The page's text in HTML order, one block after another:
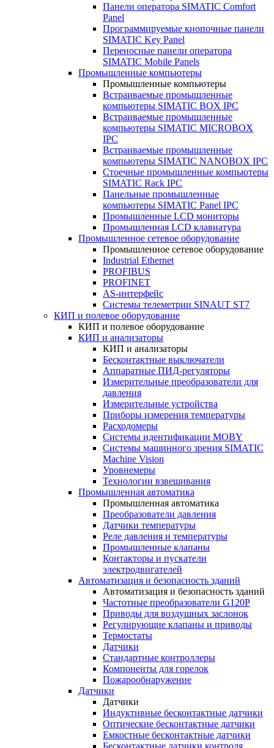
Панели оператора SIMATIC Comfort
Panel
Программируемые кнопочные панели
SIMATIC Key Panel
Переносные панели оператора
SIMATIC Mobile Panels
Промышленные компьютеры
Промышленные компьютеры
Встраиваемые промышленные
компьютеры SIMATIC BOX IPC
Встраиваемые промышленные
компьютеры SIMATIC MICROBOX
IPC
Встраиваемые промышленные
компьютеры SIMATIC NANOBOX IPC
Стоечные промышленные компьютеры
SIMATIC Rack IPC
Панельные промышленные
компьютеры SIMATIC Panel IPC
Промышленные LCD мониторы
Промышленная LCD клавиатура
Промышленное сетевое оборудование
Промышленное сетевое оборудование
Industrial Ethernet
PROFIBUS
PROFINET
AS-интерфейс
Системы телеметрии SINAUT ST7
КИП и полевое оборудование
КИП и полевое оборудование
КИП и анализаторы
КИП и анализаторы
Бесконтактные выключатели
Аппаратные ПИД-регуляторы
Измерительные преобразователи для
давления
Измерительные устройства
Приборы измерения температуры
Расходомеры
Системы идентификации MOBY
Системы машинного зрения SIMATIC
Machine Vision
Уровнемеры
Технологии взвешивания
Промышленная автоматика
Промышленная автоматика
Преобразователи давления
Датчики температуры
Реле давления и температуры
Промышленные клапаны
Контакторы и пускатели
электродвигателей
Автоматизация и безопасность зданий
Автоматизация и безопасность зданий
Частотные преобразователи G120P
Приводы для воздушных заслонок
Регулирующие клапаны и приводы
Термостаты
Датчики
Стандартные контроллеры
Компоненты для горелок
Пожарообнаружение
Датчики
Датчики
Индуктивные бесконтактные датчики
Оптические бесконтактные датчики
Емкостные бесконтактные датчики
Бесконтактные датчики контроля